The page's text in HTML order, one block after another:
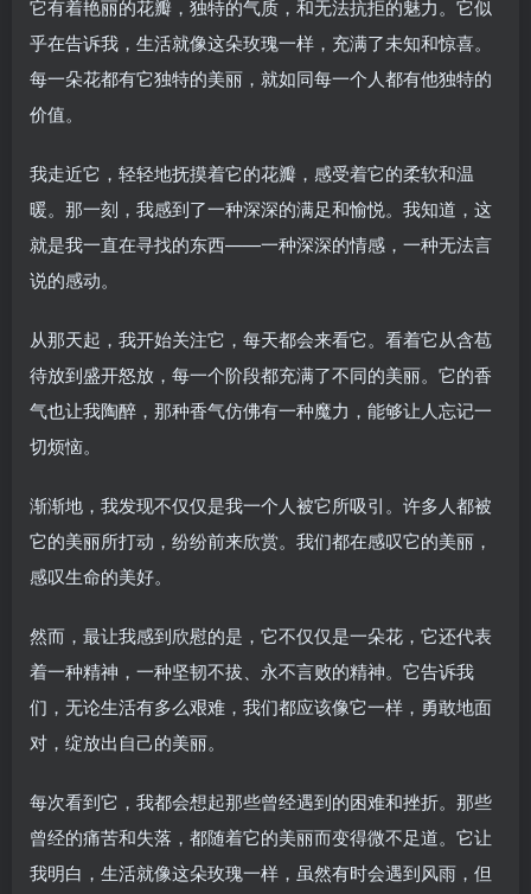
它有着艳丽的花瓣，独特的气质，和无法抗拒的魅力。它似
乎在告诉我，生活就像这朵玫瑰一样，充满了未知和惊喜。
每一朵花都有它独特的美丽，就如同每一个人都有他独特的
价值。
我走近它，轻轻地抚摸着它的花瓣，感受着它的柔软和温
暖。那一刻，我感到了一种深深的满足和愉悦。我知道，这
就是我一直在寻找的东西——一种深深的情感，一种无法言
说的感动。
从那天起，我开始关注它，每天都会来看它。看着它从含苞
待放到盛开怒放，每一个阶段都充满了不同的美丽。它的香
气也让我陶醉，那种香气仿佛有一种魔力，能够让人忘记一
切烦恼。
渐渐地，我发现不仅仅是我一个人被它所吸引。许多人都被
它的美丽所打动，纷纷前来欣赏。我们都在感叹它的美丽，
感叹生命的美好。
然而，最让我感到欣慰的是，它不仅仅是一朵花，它还代表
着一种精神，一种坚韧不拔、永不言败的精神。它告诉我
们，无论生活有多么艰难，我们都应该像它一样，勇敢地面
对，绽放出自己的美丽。
每次看到它，我都会想起那些曾经遇到的困难和挫折。那些
曾经的痛苦和失落，都随着它的美丽而变得微不足道。它让
我明白，生活就像这朵玫瑰一样，虽然有时会遇到风雨，但